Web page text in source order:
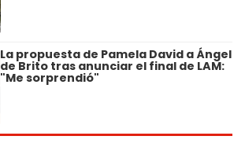
La propuesta de Pamela David a Ángel
de Brito tras anunciar el final de LAM:
"Me sorprendió"